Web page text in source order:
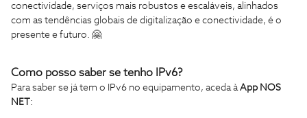
conectividade, serviços mais robustos e escaláveis, alinhados
com as tendências globais de digitalização e conectividade, é o
presente e futuro. 🤗
Como posso saber se tenho IPv6?
Para saber se já tem o IPv6 no equipamento, aceda àApp NOS
NET: